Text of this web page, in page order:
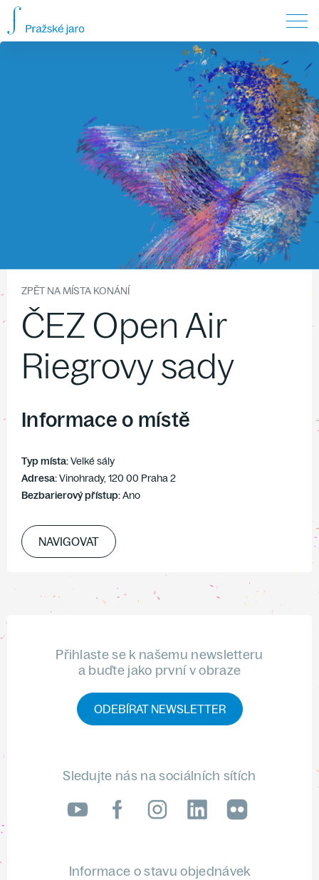
ZPĚT NA MÍSTA KONÁNÍ
ČEZ Open Air
Riegrovy sady
Informace o místě
Typ místa:Velké sály
Adresa:Vinohrady, 120 00 Praha 2
Bezbarierový přístup:Ano
NAVIGOVAT
Přihlaste se k našemu newsletteru
a buďte jako první v obraze
ODEBÍRAT NEWSLETTER
Sledujte nás na sociálních sítích
LinkedIn
flickr
Informace o stavu objednávek